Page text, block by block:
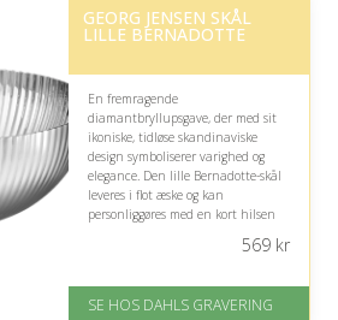
GEORG JENSEN SKÅL
LILLE BERNADOTTE
En fremragende
diamantbryllupsgave, der med sit
ikoniske, tidløse skandinaviske
design symboliserer varighed og
elegance. Den lille Bernadotte-skål
leveres i flot æske og kan
personliggøres med en kort hilsen
særlig til parrets mangeårige
På lager
569kr
SE HOS DAHLS GRAVERING